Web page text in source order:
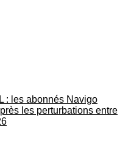
: les abonnés Navigo
les perturbations entre